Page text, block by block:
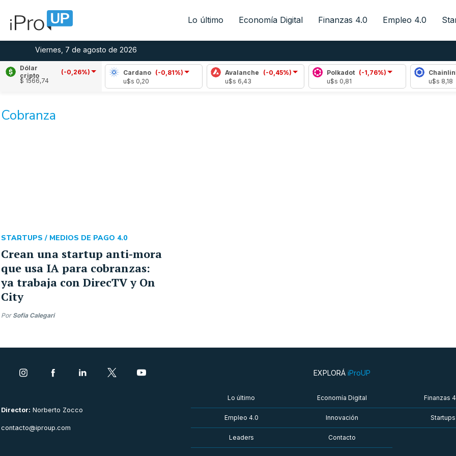
Lo último Economía Digital Finanzas 4.0 Empleo 4.0
Viernes, 7 de agosto de 2026
Dólar
cripto
(-0,26%)
$ 1566,74
Ripple
(-1,61%)
u$s 1,02
Cardano (-0,81%)
u$s 0,20
Avalanche (-0,45%)
u$s 6,43
Polkadot
(-1,76%)
u$s 0,81
Chainlink
u$s 8,18
Cobranza
Crean una startup anti-mora
que usa IA para cobranzas:
ya trabaja con DirecTV y On
City
STARTUPS / MEDIOS DE PAGO 4.0
Por Sofia Calegari
Director: Norberto Zocco
contacto@iproup.com
EXPLORÁ iProUP
Lo último Economía Digital Finanzas
Empleo 4.0 Innovación Startups
Leaders Contacto